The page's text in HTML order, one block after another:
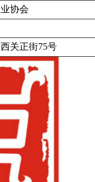
协会
关正街75号